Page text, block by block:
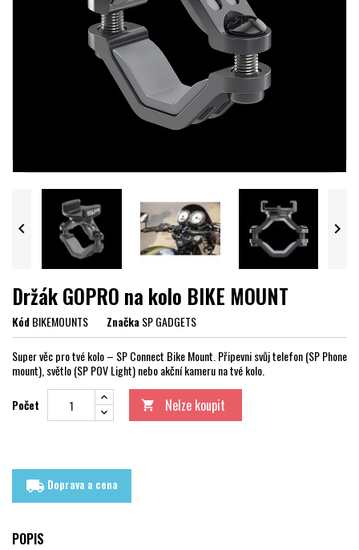
 
Držák GOPRO na kolo BIKE MOUNT
KódBIKEMOUNTS ZnačkaSP GADGETS
Super věc pro tvé kolo – SP Connect Bike Mount. Připevni svůj telefon (SP Phone
mount), světlo (SP POV Light) nebo akční kameru na tvé kolo.
Počet  Nelze koupit
local_shipping Doprava a cena
POPIS